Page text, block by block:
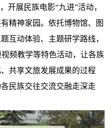
开展民族电影“九进”活动，
精神家园。依托博物馆、图
互动体验、主题研学路线，
频教学等特色活动，让各族
共享文旅发展成果的过程
民族交往交流交融走深走